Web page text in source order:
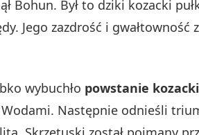
Bohun. Był to dziki kozacki
Jego zazdrość i gwałtowność
wybuchło powstanie
Następnie odnieśli